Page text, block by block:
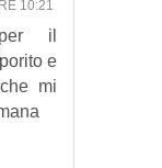
10:21
il
e
mi